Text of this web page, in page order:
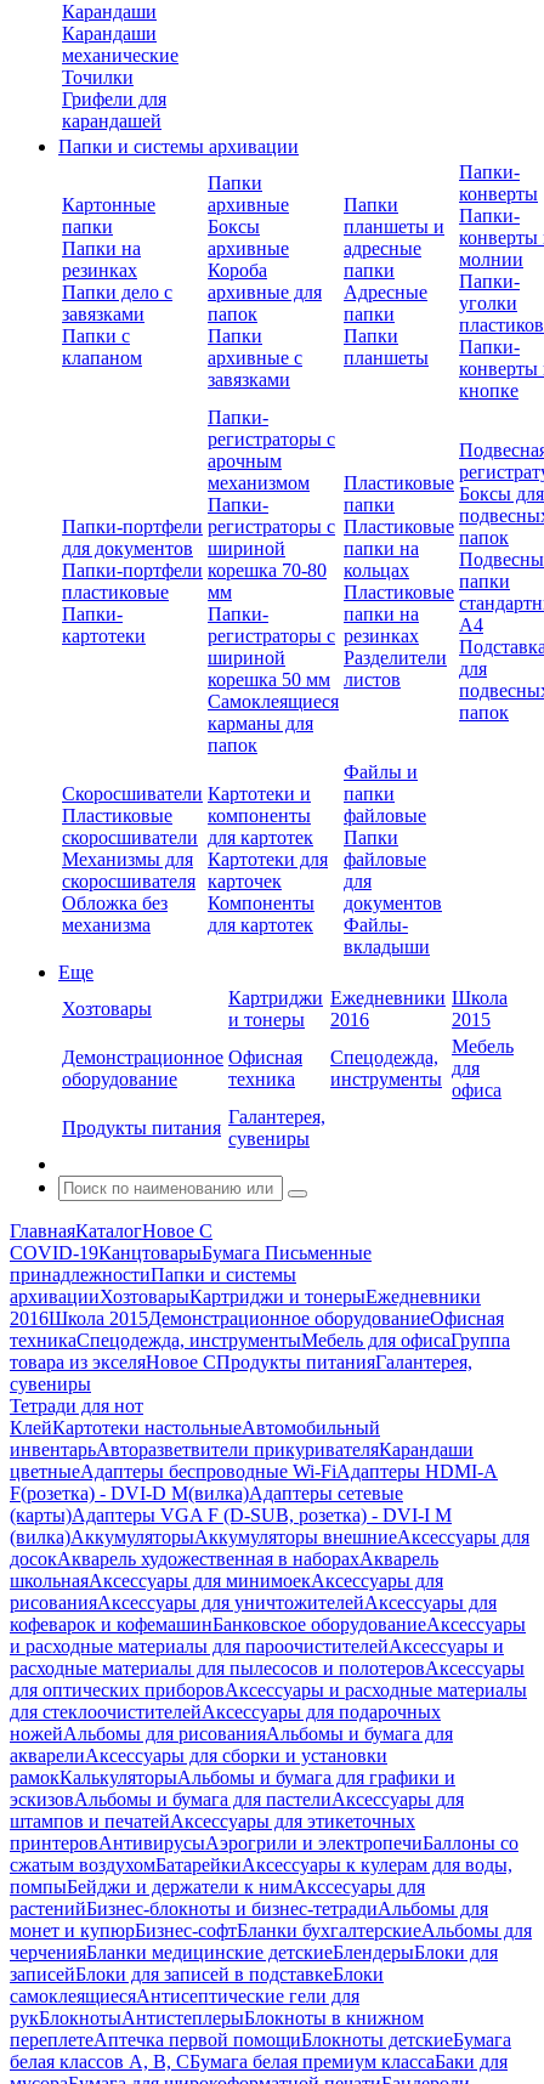
Карандаши
Карандаши
механические
Точилки
Грифели для
карандашей
Папки и системы архивации
Картонные
папки
Папки на
резинках
Папки дело с
завязками
Папки с
клапаном
Папки
архивные
Боксы
архивные
Короба
архивные для
папок
Папки
архивные с
завязками
Папки
планшеты и
адресные
папки
Адресные
папки
Папки
планшеты
Папки-
конверты
Папки-
конверты
молнии
Папки-
уголки
Папки-
конверты
кнопке
Папки-портфели
для документов
Папки-портфели
пластиковые
Папки-
картотеки
Папки-
регистраторы с
арочным
механизмом
Папки-
регистраторы с
шириной
корешка 70-80
мм
Папки-
регистраторы с
шириной
корешка 50 мм
Самоклеящиеся
карманы для
папок
Пластиковые
папки
Пластиковые
папки на
кольцах
Пластиковые
папки на
резинках
Разделители
листов
Боксы для
папок
папки
А4
для
папок
Скоросшиватели
Пластиковые
скоросшиватели
Механизмы для
скоросшивателя
Обложка без
механизма
Картотеки и
компоненты
для картотек
Картотеки для
карточек
Компоненты
для картотек
Файлы и
папки
файловые
Папки
файловые
для
документов
Файлы-
вкладыши
Еще
Хозтовары
Картриджи
и тонеры
Ежедневники
2016
Школа
2015
Демонстрационное
оборудование
Офисная
техника
Спецодежда,
инструменты
Мебель
для
офиса
Продукты питания
Галантерея,
сувениры
ГлавнаяКаталогНовое С
COVID-19КанцтоварыБумага Письменные
принадлежностиПапки и системы
архивацииХозтоварыКартриджи и тонерыЕжедневники
2016Школа 2015Демонстрационное оборудованиеОфисная
техникаСпецодежда, инструментыМебель для офисаГруппа
товара из экселяНовое СПродукты питанияГалантерея,
сувениры
Тетради для нот
КлейКартотеки настольныеАвтомобильный
инвентарьАвторазветвители прикуривателяКарандаши
цветныеАдаптеры беспроводные Wi-FiАдаптеры HDMI-A
F(розетка) - DVI-D M(вилка)Адаптеры сетевые
(карты)Адаптеры VGA F (D-SUB, розетка) - DVI-I M
(вилка)АккумуляторыАккумуляторы внешниеАксессуары для
досокАкварель художественная в наборахАкварель
школьнаяАксессуары для минимоекАксессуары для
рисованияАксессуары для уничтожителейАксессуары для
кофеварок и кофемашинБанковское оборудованиеАксессуары
и расходные материалы для пароочистителейАксессуары и
расходные материалы для пылесосов и полотеровАксессуары
для оптических приборовАксессуары и расходные материалы
для стеклоочистителейАксессуары для подарочных
ножейАльбомы для рисованияАльбомы и бумага для
акварелиАксессуары для сборки и установки
рамокКалькуляторыАльбомы и бумага для графики и
эскизовАльбомы и бумага для пастелиАксессуары для
штампов и печатейАксессуары для этикеточных
принтеровАнтивирусыАэрогрили и электропечиБаллоны со
сжатым воздухомБатарейкиАксессуары к кулерам для воды,
помпыБейджи и держатели к нимАкссесуары для
растенийБизнес-блокноты и бизнес-тетрадиАльбомы для
монет и купюрБизнес-софтБланки бухгалтерскиеАльбомы для
черченияБланки медицинские детскиеБлендерыБлоки для
записейБлоки для записей в подставкеБлоки
самоклеящиесяАнтисептические гели для
рукБлокнотыАнтистеплерыБлокноты в книжном
переплетеАптечка первой помощиБлокноты детскиеБумага
белая классов А, В, СБумага белая премиум классаБаки для